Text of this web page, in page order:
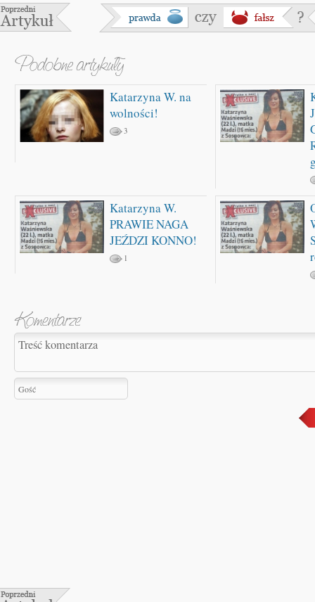
Katarzyna W. na
wolności!
3
Katarzyna W.
PRAWIE NAGA
JEŹDZI KONNO!
1